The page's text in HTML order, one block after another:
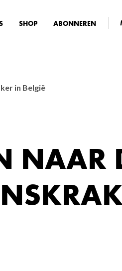
SHOP ABONNEREN
in België
NAAR